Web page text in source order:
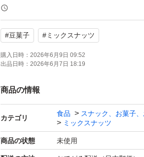
梱包用袋に入れてゆうパケットポスト発
★郵便局荷物回収時間変更の為1日1回の
即発送、それ以降は郵便局の回収があり
になります
値引き不可
#豆菓子 #ミックスナッツ
購入日時： 2026年6月9日 09:52
出品日時： 2026年6月7日 18:19
商品の情報
カテゴリ
食品 スナック、お菓子
ミックスナッツ
商品の状態 未使用